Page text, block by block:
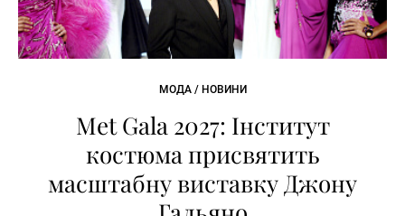
МОДА / НОВИНИ
Met Gala 2027: Інститут
костюма присвятить
масштабну виставку Джону